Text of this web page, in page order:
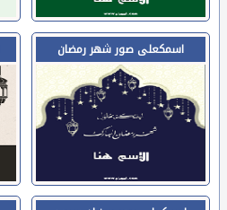
اسمكعلى صور شهر رمضان